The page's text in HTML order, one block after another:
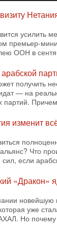
объявил
пока
Ирану -
сегодня
Ирану после
По его
кто
не
Израиля.
ба-
о чём на
с
чем ответов.
усилить
премьер-
ООН в
получить
— на
партий.
изменит
Что
если
«Дракон»
новейшую
уже
Но